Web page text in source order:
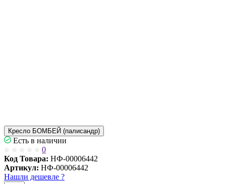
Кресло БОМБЕЙ (палисандр)
Есть в наличии
0
Код Товара: НФ-00006442
Артикул: НФ-00006442
Нашли дешевле ?